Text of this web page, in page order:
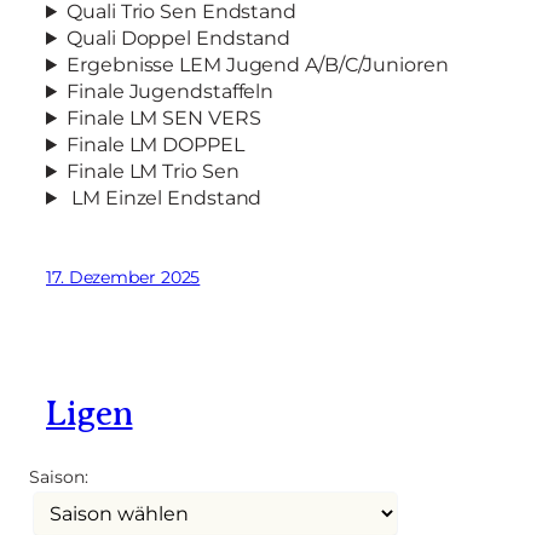
Quali Trio Sen Endstand
Quali Doppel Endstand
Ergebnisse LEM Jugend A/B/C/Junioren
Finale Jugendstaffeln
Finale LM SEN VERS
Finale LM DOPPEL
Finale LM Trio Sen
LM Einzel Endstand
17. Dezember 2025
Ligen
Saison: